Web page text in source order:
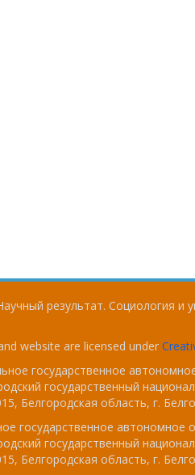
результат. Социология и
website are licensed under
государственное
государственный
Белгородская область, г.
государственное автономное
государственный
Белгородская область, г.